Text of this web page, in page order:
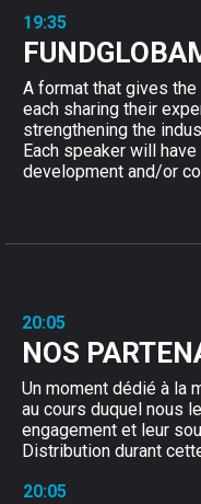
19:35
A format that gives
each sharing their
strengthening the
Each speaker will
development and/or
20:05
NOS
Un moment dédié à la
au cours duquel nous
engagement et leur
Distribution durant
20:05